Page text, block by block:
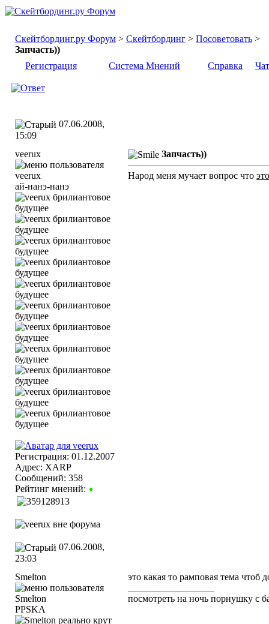
Скейтбординг.ру Форум > Скейтбординг > Посоветовать >
Запчасть))
Регистрация
Система Мнений Справка Чат
07.06.2008,
15:09
veerux
ай-нанэ-нанэ
Регистрация: 01.12.2007
Адрес: XARP
Сообщений: 358
Рейтинг мнений:
Запчасть))
Народ меня мучает вопрос что это
07.06.2008,
23:03
Smelton
PPSKA
это какая то рамповая тема чтоб
посмотреть на ночь порнушку с